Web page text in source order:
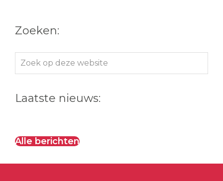
Zoeken:
Zoek
op
website
Laatste nieuws:
Alle berichten